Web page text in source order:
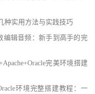
种实用方法与实践技巧
编辑音频：新手到高手的完
完美环境搭建
环境完整搭建教程：一